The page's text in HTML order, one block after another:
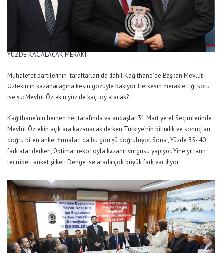
YÜZDE KAÇ ALACAK MERAKI
Muhalefet partilerinin taraftarları da dahil Kağıthane’de Başkan Mevlüt
Öztekin’in kazanacağına kesin gözüyle bakıyor. Herkesin merak ettiği soru
ise şu: Mevlüt Öztekin yüz de kaç oy alacak?
Kağıthane’nin hemen her tarafında vatandaşlar 31 Mart yerel Seçimlerinde
Mevlüt Öztekin açık ara kazanacak derken Türkiye’nin bilindik ve sonuçları
doğru bilen anket firmaları da bu görüşü doğruluyor. Sonar, Yüzde 35- 40
fark atar derken, Optimar rekor oyla kazanır vurgusu yapıyor. Yine yılların
tecrübeli anket şirketi Denge ise arada çok büyük fark var diyor.